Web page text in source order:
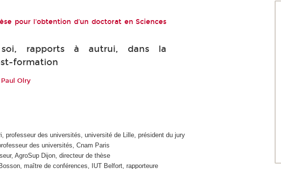
pour l'obtention d'un doctorat en Sciences
rapports à autrui, dans la
formation
Olry
professeur des universités, université de Lille, président du jury
des universités, Cnam Paris
AgroSup Dijon, directeur de thèse
maître de conférences, IUT Belfort, rapporteure